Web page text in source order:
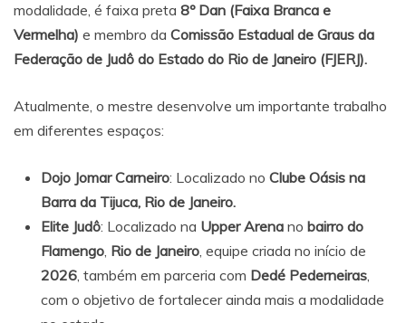
modalidade, é faixa preta 8º Dan (Faixa Branca e
Vermelha) e membro da Comissão Estadual de Graus da
Federação de Judô do Estado do Rio de Janeiro (FJERJ).
Atualmente, o mestre desenvolve um importante trabalho
em diferentes espaços:
Dojo Jomar Carneiro: Localizado no Clube Oásis na
Barra da Tijuca, Rio de Janeiro.
Elite Judô: Localizado na Upper Arena no bairro do
Flamengo, Rio de Janeiro, equipe criada no início de
2026, também em parceria com Dedé Pederneiras,
com o objetivo de fortalecer ainda mais a modalidade